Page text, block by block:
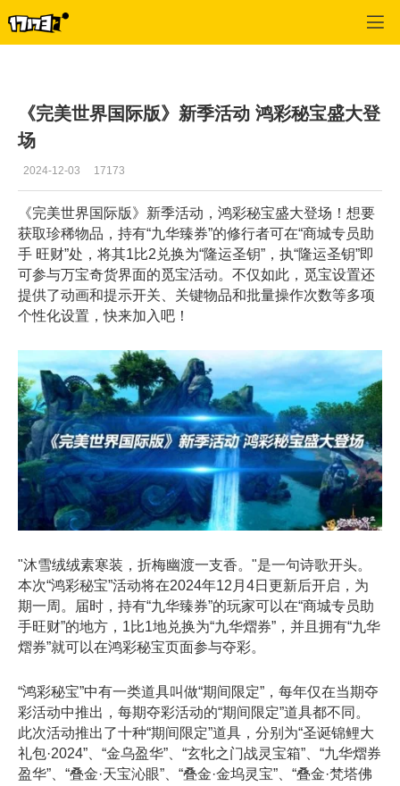
《完美世界国际版》新季活动 鸿彩秘宝盛大登
场
2024-12-03 17173
《完美世界国际版》新季活动，鸿彩秘宝盛大登场！想要
获取珍稀物品，持有“九华臻券”的修行者可在“商城专员助
手 旺财”处，将其1比2兑换为“隆运圣钥”，执“隆运圣钥”即
可参与万宝奇货界面的觅宝活动。不仅如此，觅宝设置还
提供了动画和提示开关、关键物品和批量操作次数等多项
个性化设置，快来加入吧！
"沐雪绒绒素寒装，折梅幽渡一支香。"是一句诗歌开头。
本次“鸿彩秘宝”活动将在2024年12月4日更新后开启，为
期一周。届时，持有“九华臻券”的玩家可以在“商城专员助
手旺财”的地方，1比1地兑换为“九华熠券”，并且拥有“九华
熠券”就可以在鸿彩秘宝页面参与夺彩。
“鸿彩秘宝”中有一类道具叫做“期间限定”，每年仅在当期夺
彩活动中推出，每期夺彩活动的“期间限定”道具都不同。
此次活动推出了十种“期间限定”道具，分别为“圣诞锦鲤大
礼包·2024”、“金乌盈华”、“玄牝之门战灵宝箱”、“九华熠券
盈华”、“叠金·天宝沁眼”、“叠金·金坞灵宝”、“叠金·梵塔佛